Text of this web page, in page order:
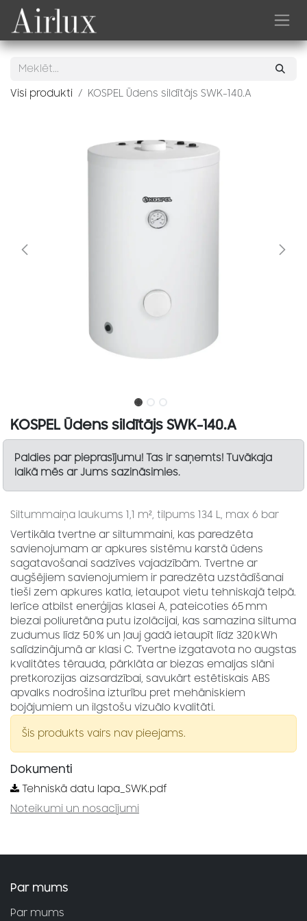
Skip to Content
Visi produkti KOSPEL Ūdens sildītājs SWK-140.A
KOSPEL Ūdens sildītājs SWK-140.A
Paldies par pieprasījumu! Tas ir saņemts! Tuvākaja
laikā mēs ar Jums sazināsimies.
Siltummaiņa laukums 1,1 m², tilpums 134 L, max 6 bar
Vertikāla tvertne ar siltummaini, kas paredzēta
savienojumam ar apkures sistēmu karstā ūdens
sagatavošanai sadzīves vajadzībām. Tvertne ar
augšējiem savienojumiem ir paredzēta uzstādīšanai
tieši zem apkures katla, ietaupot vietu tehniskajā telpā.
Ierīce atbilst enerģijas klasei A, pateicoties 65 mm
biezai poliuretāna putu izolācijai, kas samazina siltuma
zudumus līdz 50 % un ļauj gadā ietaupīt līdz 320 kWh
salīdzinājumā ar klasi C. Tvertne izgatavota no augstas
kvalitātes tērauda, pārklāta ar biezas emaljas slāni
pretkorozijas aizsardzībai, savukārt estētiskais ABS
apvalks nodrošina izturību pret mehāniskiem
bojājumiem un ilgstošu vizuālo kvalitāti.
Šis produkts vairs nav pieejams.
Dokumenti
Tehniskā datu lapa_SWK.pdf
Noteikumi un nosacījumi
Par mums
Par mums